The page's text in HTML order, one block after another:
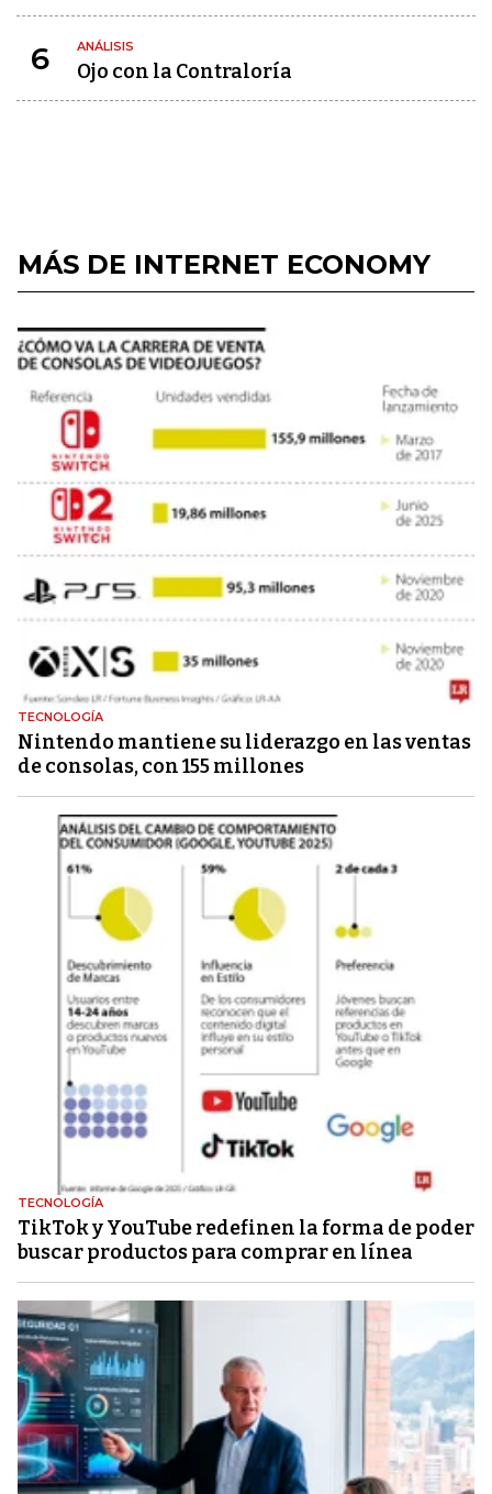
6 ANÁLISIS
Ojo con la Contraloría
MÁS DE INTERNET ECONOMY
TECNOLOGÍA
Nintendo mantiene su liderazgo en las ventas
de consolas, con 155 millones
TECNOLOGÍA
TikTok y YouTube redefinen la forma de poder
buscar productos para comprar en línea